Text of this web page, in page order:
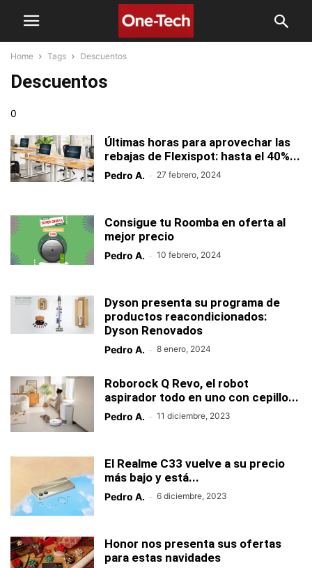
Home Tags Descuentos
Descuentos
0
Últimas horas para aprovechar las
rebajas de Flexispot: hasta el 40%...
Pedro A. - 27 febrero, 2024
Consigue tu Roomba en oferta al
mejor precio
Pedro A. - 10 febrero, 2024
Dyson presenta su programa de
productos reacondicionados:
Dyson Renovados
Pedro A. - 8 enero, 2024
Roborock Q Revo, el robot
aspirador todo en uno con cepillo...
Pedro A. - 11 diciembre, 2023
El Realme C33 vuelve a su precio
más bajo y está...
Pedro A. - 6 diciembre, 2023
Honor nos presenta sus ofertas
para estas navidades